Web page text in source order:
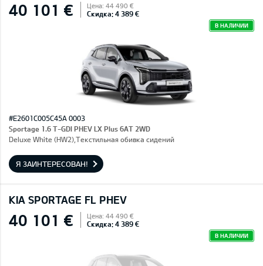
40 101 € Цена: 44 490 €
Скидка: 4 389 €
В НАЛИЧИИ
#E2601C005C45A 0003
Sportage 1.6 T-GDI PHEV LX Plus 6AT 2WD
Deluxe White (HW2),Текстильная обивка сидений
Я ЗАИНТЕРЕСОВАН!
KIA SPORTAGE FL PHEV
40 101 € Цена: 44 490 €
Скидка: 4 389 €
В НАЛИЧИИ